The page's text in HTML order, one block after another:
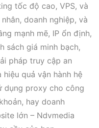
tốc độ cao, VPS, và
doanh nghiệp, và
mạnh mẽ, IP ổn định,
sách giá minh bạch,
pháp truy cập an
quả vận hành hệ
dụng proxy cho công
hay doanh
lớn – Ndvmedia